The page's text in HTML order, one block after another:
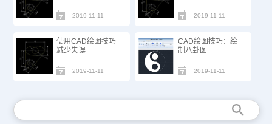
2019-11-11 2019-11-11
使用CAD绘图技巧
减少失误
2019-11-11
CAD绘图技巧：绘
制八卦图
2019-11-11